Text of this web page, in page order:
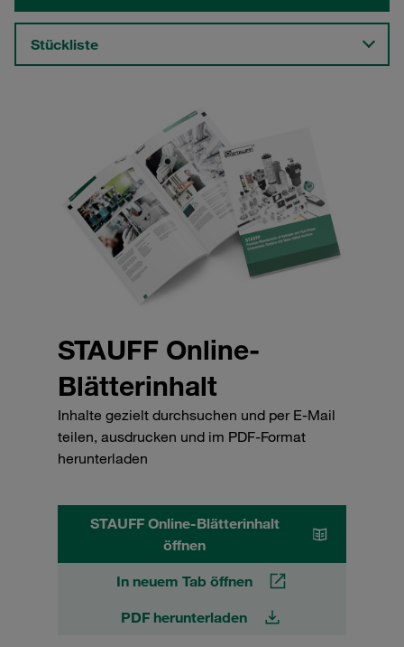
Stückliste
STAUFF Online-
Blätterinhalt
Inhalte gezielt durchsuchen und per E-Mail
teilen, ausdrucken und im PDF-Format
herunterladen
STAUFF Online-Blätterinhalt
öffnen
In neuem Tab öffnen
PDF herunterladen